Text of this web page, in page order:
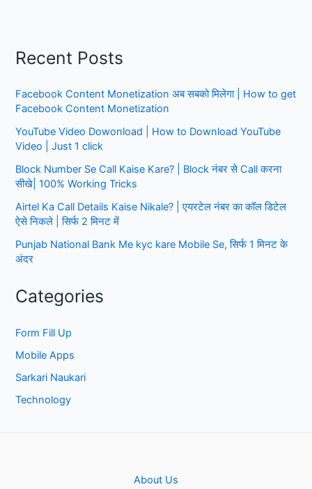
call
Kaise
nikale
Recent Posts
Facebook Content Monetization अब सबको मिलेगा | How to get
Facebook Content Monetization
YouTube Video Dowonload | How to Download YouTube
Video | Just 1 click
Block Number Se Call Kaise Kare? | Block नंबर से Call करना
सीखे| 100% Working Tricks
Airtel Ka Call Details Kaise Nikale? | एयरटेल नंबर का कॉल डिटेल
ऐसे निकले | सिर्फ 2 मिनट में
Punjab National Bank Me kyc kare Mobile Se, सिर्फ 1 मिनट के
अंदर
Categories
Form Fill Up
Mobile Apps
Sarkari Naukari
Technology
About Us